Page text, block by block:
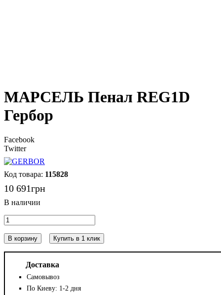
МАРСЕЛЬ Пенал REG1D
Гербор
Facebook
Twitter
115828
10 691грн
В корзину Купить в 1 клик
Доставка
Самовывоз
По Киеву: 1-2 дня